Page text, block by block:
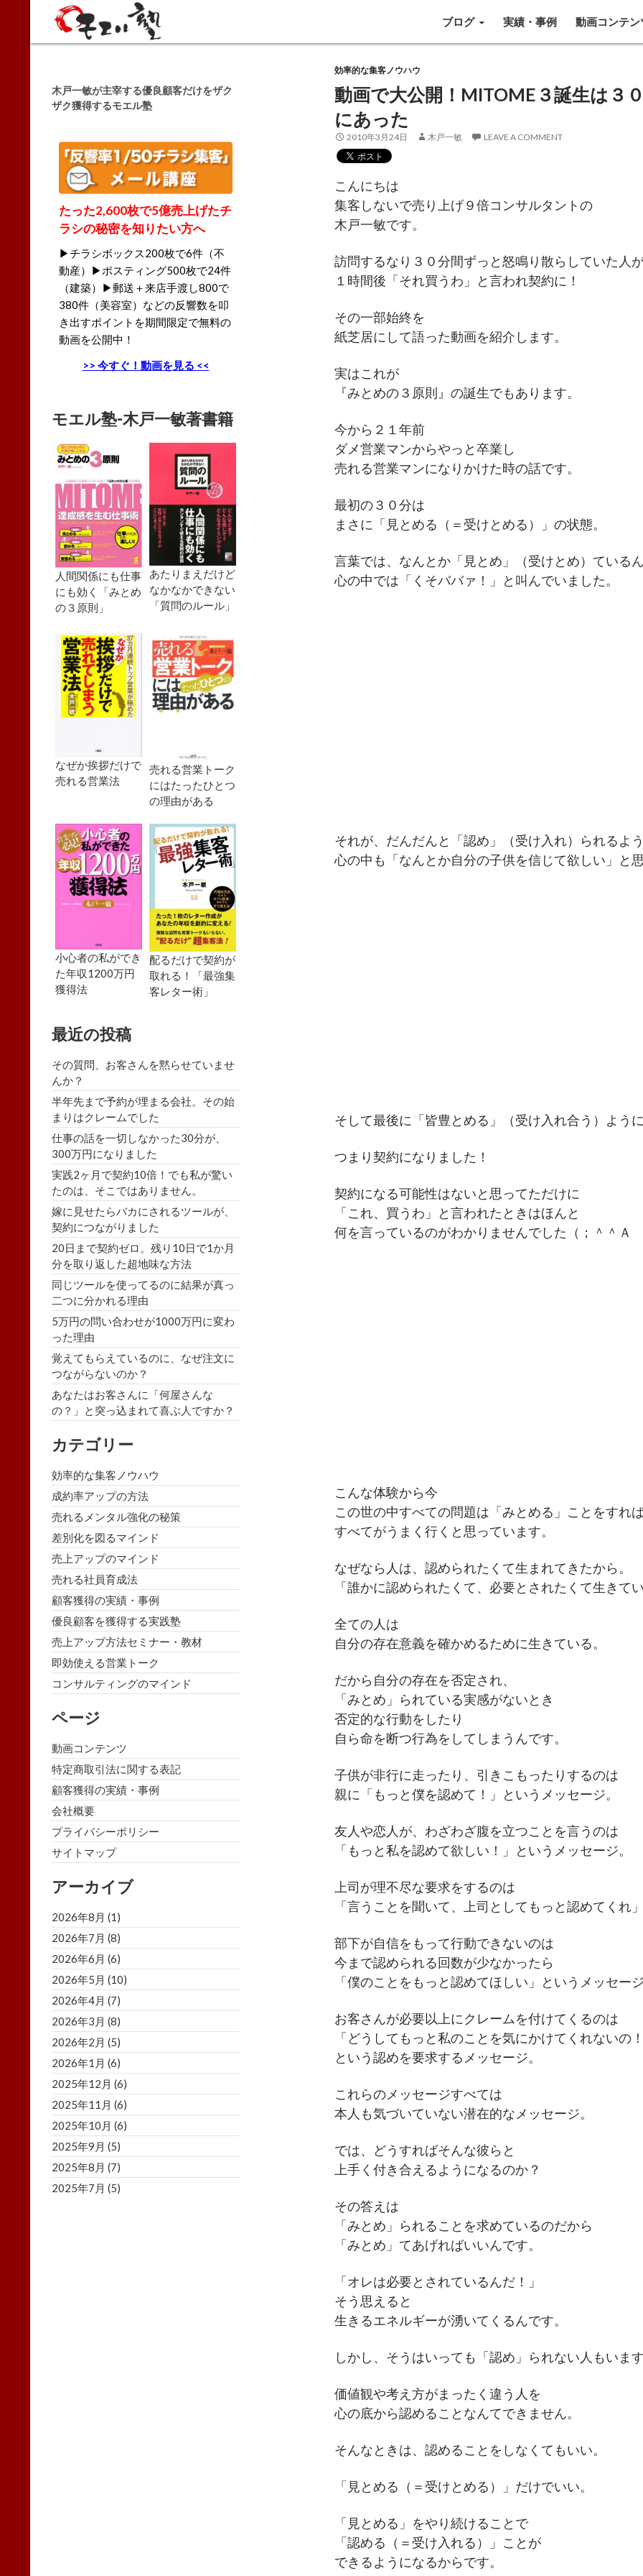
Search
ブログ
実績・事例 動画コンテン
効率的な集客ノウハウ
動画で大公開！MITOME３誕生は３
にあった
2010年3月24日 木戸一敏 LEAVE A COMMENT
こんにちは
集客しないで売り上げ９倍コンサルタントの
木戸一敏です。
訪問するなり３０分間ずっと怒鳴り散らしていた人
１時間後「それ買うわ」と言われ契約に！
その一部始終を
紙芝居にして語った動画を紹介します。
実はこれが
『みとめの３原則』の誕生でもあります。
今から２１年前
ダメ営業マンからやっと卒業し
売れる営業マンになりかけた時の話です。
最初の３０分は
まさに「見とめる（＝受けとめる）」の状態。
言葉では、なんとか「見とめ」（受けとめ）ている
心の中では「くそババァ！」と叫んでいました。
それが、だんだんと「認め」（受け入れ）られるよ
心の中も「なんとか自分の子供を信じて欲しい」と
そして最後に「皆豊とめる」（受け入れ合う）よう
つまり契約になりました！
契約になる可能性はないと思ってただけに
「これ、買うわ」と言われたときはほんと
何を言っているのがわかりませんでした（；＾＾Ａ
こんな体験から今
この世の中すべての問題は「みとめる」ことをすれ
すべてがうまく行くと思っています。
なぜなら人は、認められたくて生まれてきたから。
「誰かに認められたくて、必要とされたくて生きて
全ての人は
自分の存在意義を確かめるために生きている。
だから自分の存在を否定され、
「みとめ」られている実感がないとき
否定的な行動をしたり
自ら命を断つ行為をしてしまうんです。
子供が非行に走ったり、引きこもったりするのは
親に「もっと僕を認めて！」というメッセージ。
友人や恋人が、わざわざ腹を立つことを言うのは
「もっと私を認めて欲しい！」というメッセージ。
上司が理不尽な要求をするのは
「言うことを聞いて、上司としてもっと認めてくれ
部下が自信をもって行動できないのは
今まで認められる回数が少なかったら
「僕のことをもっと認めてほしい」というメッセー
お客さんが必要以上にクレームを付けてくるのは
「どうしてもっと私のことを気にかけてくれないの
という認めを要求するメッセージ。
これらのメッセージすべては
本人も気づいていない潜在的なメッセージ。
では、どうすればそんな彼らと
上手く付き合えるようになるのか？
その答えは
「みとめ」られることを求めているのだから
「みとめ」てあげればいいんです。
「オレは必要とされているんだ！」
そう思えると
生きるエネルギーが湧いてくるんです。
しかし、そうはいっても「認め」られない人もいま
価値観や考え方がまったく違う人を
心の底から認めることなんてできません。
そんなときは、認めることをしなくてもいい。
「見とめる（＝受けとめる）」だけでいい。
「見とめる」をやり続けることで
「認める（＝受け入れる）」ことが
できるようになるからです。
木戸一敏が主宰する優良顧客だけをザク
ザク獲得するモエル塾
たった2,600枚で5億売上げたチ
ラシの秘密を知りたい方へ
▶チラシボックス200枚で6件（不
動産）▶ポスティング500枚で24件
（建築）▶郵送＋来店手渡し800で
380件（美容室）などの反響数を叩
き出すポイントを期間限定で無料の
動画を公開中！
>> 今すぐ！動画を見る <<
モエル塾-木戸一敏著書籍
人間関係にも仕事
にも効く「みとめ
の３原則」
あたりまえだけど
なかなかできない
「質問のルール」
なぜか挨拶だけで
売れる営業法
売れる営業トーク
にはたったひとつ
の理由がある
小心者の私ができ
た年収1200万円
獲得法
配るだけで契約が
取れる！「最強集
客レター術」
最近の投稿
その質問、お客さんを黙らせていませ
んか？
半年先まで予約が埋まる会社。その始
まりはクレームでした
仕事の話を一切しなかった30分が、
300万円になりました
実践2ヶ月で契約10倍！でも私が驚い
たのは、そこではありません。
嫁に見せたらバカにされるツールが、
契約につながりました
20日まで契約ゼロ。残り10日で1か月
分を取り返した超地味な方法
同じツールを使ってるのに結果が真っ
二つに分かれる理由
5万円の問い合わせが1000万円に変わ
った理由
覚えてもらえているのに、なぜ注文に
つながらないのか？
あなたはお客さんに「何屋さんな
の？」と突っ込まれて喜ぶ人ですか？
カテゴリー
効率的な集客ノウハウ
成約率アップの方法
売れるメンタル強化の秘策
差別化を図るマインド
売上アップのマインド
売れる社員育成法
顧客獲得の実績・事例
優良顧客を獲得する実践塾
売上アップ方法セミナー・教材
即効使える営業トーク
コンサルティングのマインド
ページ
動画コンテンツ
特定商取引法に関する表記
顧客獲得の実績・事例
会社概要
プライバシーポリシー
サイトマップ
アーカイブ
2026年8月 (1)
2026年7月 (8)
2026年6月 (6)
2026年5月 (10)
2026年4月 (7)
2026年3月 (8)
2026年2月 (5)
2026年1月 (6)
2025年12月 (6)
2025年11月 (6)
2025年10月 (6)
2025年9月 (5)
2025年8月 (7)
2025年7月 (5)